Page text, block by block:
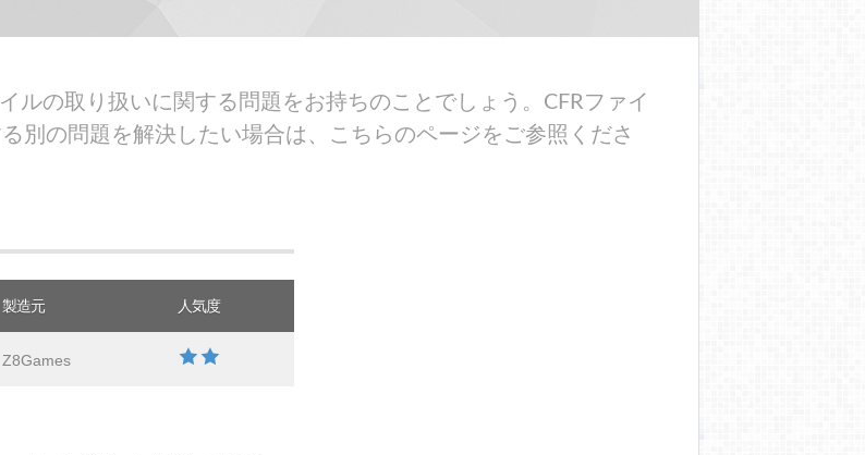
ルの取り扱いに関する問題をお持ちのことでしょう。CFRファイ
別の問題を解決したい場合は、こちらのページをご参照くださ
製造元 人気度
Z8Games